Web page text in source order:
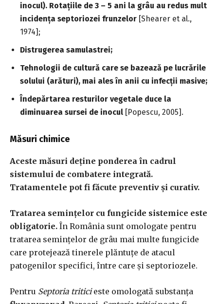
inocul). Rotațiile de 3 – 5 ani la grâu au redus mult
incidența septoriozei frunzelor [Shearer et al.,
1974];
Distrugerea samulastrei;
Tehnologii de cultură care se bazează pe lucrările
solului (arături), mai ales în anii cu infecții masive;
Îndepărtarea resturilor vegetale duce la
diminuarea sursei de inocul [Popescu, 2005].
Măsuri chimice
Aceste măsuri deține ponderea în cadrul
sistemului de combatere integrată.
Tratamentele pot fi făcute preventiv și curativ.
Tratarea semințelor cu fungicide sistemice este
obligatorie. În România sunt omologate pentru
tratarea semințelor de grâu mai multe fungicide
care protejează tinerele plăntuțe de atacul
patogenilor specifici, între care și septoriozele.
Pentru Septoria triticieste omologată substanța